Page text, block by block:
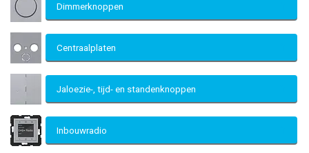
Dimmerknoppen
Centraalplaten
Jaloezie-, tijd- en standenknoppen
Inbouwradio